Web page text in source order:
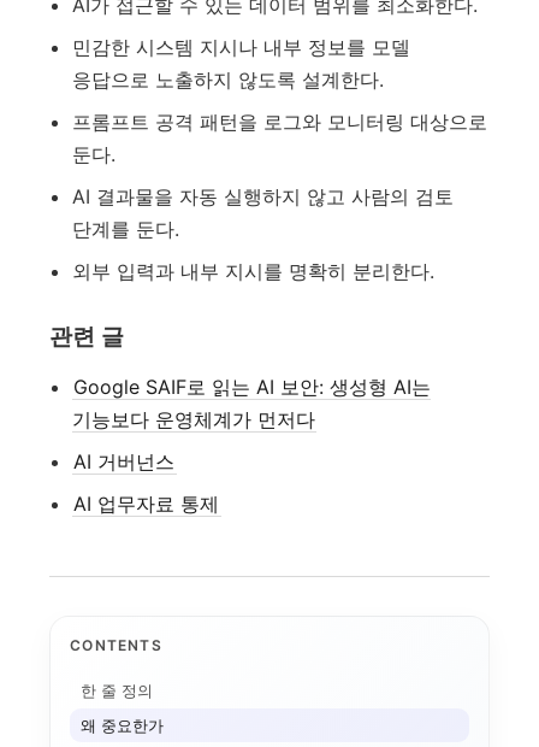
민감한 시스템 지시나 내부 정보를 모델
응답으로 노출하지 않도록 설계한다.
프롬프트 공격 패턴을 로그와 모니터링 대상으로
둔다.
AI 결과물을 자동 실행하지 않고 사람의 검토
단계를 둔다.
외부 입력과 내부 지시를 명확히 분리한다.
관련 글
Google SAIF로 읽는 AI 보안: 생성형 AI는
기능보다 운영체계가 먼저다
AI 거버넌스
AI 업무자료 통제
CONTENTS
한 줄 정의
왜 중요한가전환비용